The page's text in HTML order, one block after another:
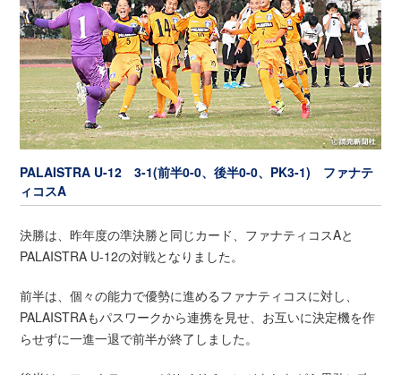
PALAISTRA U-12 3-1(前半0-0、後半0-0、PK3-1) ファナテ
ィコスA
決勝は、昨年度の準決勝と同じカード、ファナティコスAと
PALAISTRA U-12の対戦となりました。
前半は、個々の能力で優勢に進めるファナティコスに対し、
PALAISTRAもパスワークから連携を見せ、お互いに決定機を作
らせずに一進一退で前半が終了しました。